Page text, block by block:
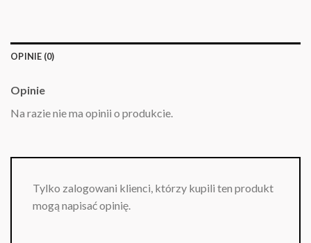
OPINIE (0)
Opinie
Na razie nie ma opinii o produkcie.
Tylko zalogowani klienci, którzy kupili ten produkt
mogą napisać opinię.